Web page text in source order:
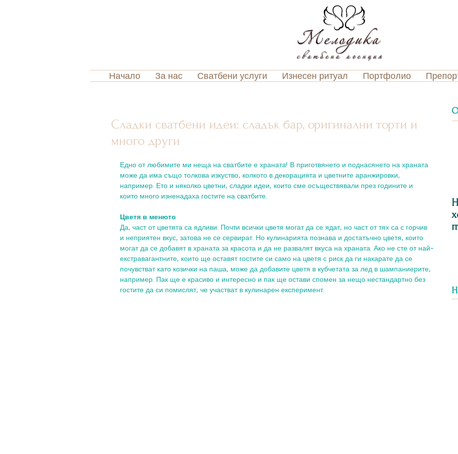
Начало За нас Сватбени услуги Изнесен ритуал Портфолио
Сладки сватбени идеи: сладък бар, оригинални торти и
много други
Едно от любимите ми неща на сватбите е храната! В приготвянето и поднасянето на храната
може да има също толкова изкуство, колкото в декорацията и цветните аранжировки,
например. Ето и няколко цветни, сладки идеи, които сме осъществявали през годините и
които много изненадаха гостите на сватбите.
Цветя в менюто
Да, част от цветята са ядливи. Почти всички цветя могат да се ядат, но част от тях са с горчив
и неприятен вкус, затова не се сервират. Но кулинарията познава и достатъчно цветя, които
могат да се добавят в храната за красота и да не развалят вкуса на храната. Ако не сте от най-
екстравагантните, които ще оставят гостите си само на цветя с риск да ги накарате да се
почувстват като козички на паша, може да добавите цветя в кубчетата за лед в шампаниерите,
например. Пак ще е красиво и интересно и пак ще остави спомен за нещо нестандартно без
гостите да си помислят, че участват в кулинарен експеримент.